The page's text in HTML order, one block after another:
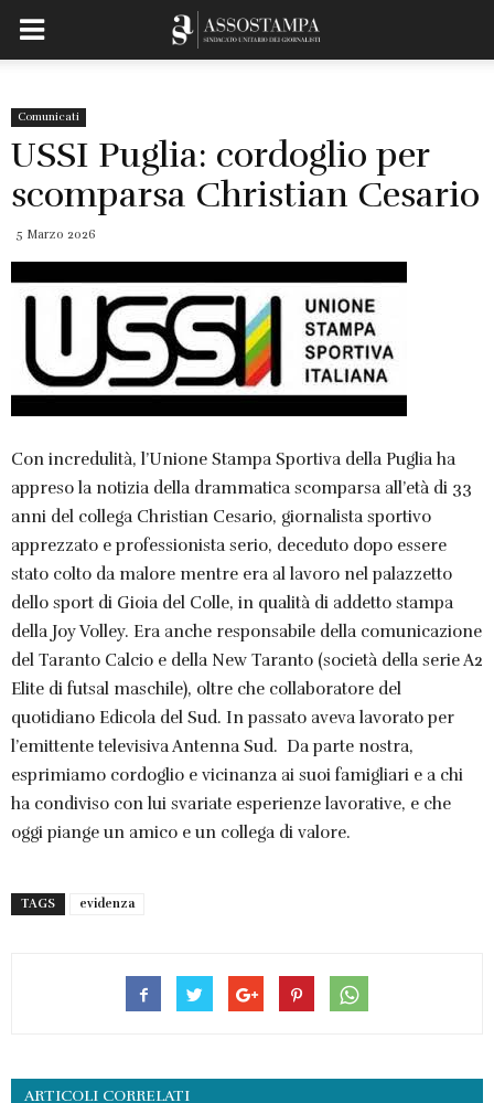
Comunicati
USSI Puglia: cordoglio per
scomparsa Christian Cesario
5 Marzo 2026
Con incredulità, l’Unione Stampa Sportiva della Puglia ha
appreso la notizia della drammatica scomparsa all’età di 33
anni del collega Christian Cesario, giornalista sportivo
apprezzato e professionista serio, deceduto dopo essere
stato colto da malore mentre era al lavoro nel palazzetto
dello sport di Gioia del Colle, in qualità di addetto stampa
della Joy Volley. Era anche responsabile della comunicazione
del Taranto Calcio e della New Taranto (società della serie A2
Elite di futsal maschile), oltre che collaboratore del
quotidiano Edicola del Sud. In passato aveva lavorato per
l’emittente televisiva Antenna Sud. Da parte nostra,
esprimiamo cordoglio e vicinanza ai suoi famigliari e a chi
ha condiviso con lui svariate esperienze lavorative, e che
oggi piange un amico e un collega di valore.
TAGS evidenza
ARTICOLI CORRELATI